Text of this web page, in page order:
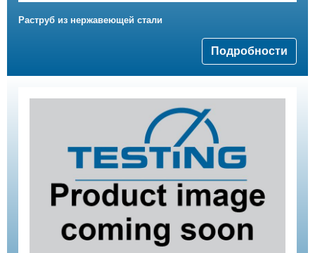
Раструб из нержавеющей стали
Подробности